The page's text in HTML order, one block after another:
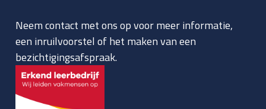
Neem contact met ons op voor meer informatie,
een inruilvoorstel of het maken van een
bezichtigingsafspraak.